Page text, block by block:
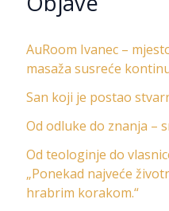
AuRoom Ivanec –
masaža susreće
San koji je postao
Od odluke do znanja –
Od teologinje do
„Ponekad najveće
hrabrim korakom.“